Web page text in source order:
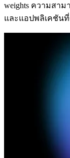
weights ความสา
และแอปพลิเคชัน